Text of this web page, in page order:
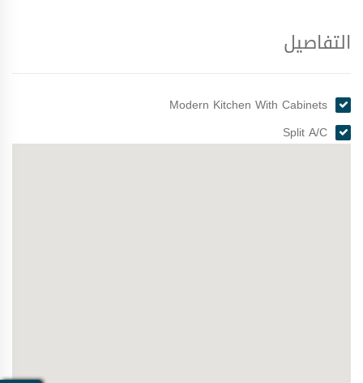
التفاصيل
Modern Kitchen With Cabinets
Split A/C